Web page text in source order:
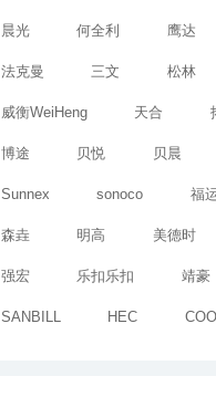
晨光 何全利 鹰达
法克曼 三文 松林
威衡WeiHeng 天合
博途 贝悦 贝晨
Sunnex sonoco 福
森垚 明高 美德时
强宏 乐扣乐扣 靖豪
SANBILL HEC